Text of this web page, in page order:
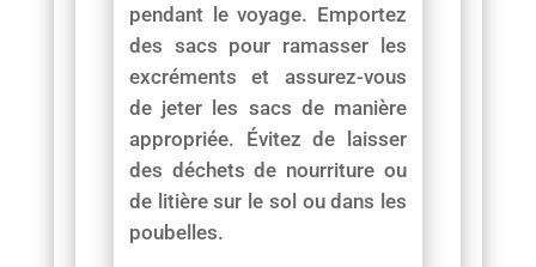
pendant le voyage. Emportez
des sacs pour ramasser les
excréments et assurez-vous
de jeter les sacs de manière
appropriée. Évitez de laisser
des déchets de nourriture ou
de litière sur le sol ou dans les
poubelles.